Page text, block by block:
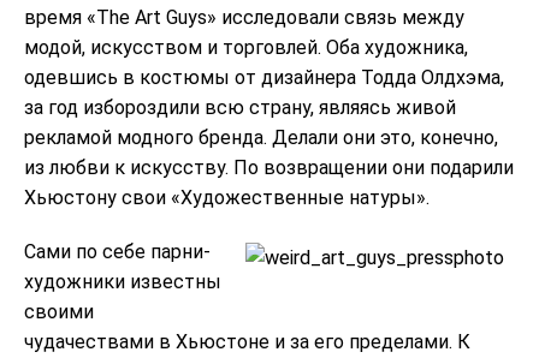
время «The Art Guys» исследовали связь между
модой, искусством и торговлей. Оба художника,
одевшись в костюмы от дизайнера Тодда Олдхэма,
за год избороздили всю страну, являясь живой
рекламой модного бренда. Делали они это, конечно,
из любви к искусству. По возвращении они подарили
Хьюстону свои «Художественные натуры».
Сами по себе парни-
художники известны
своими
чудачествами в Хьюстоне и за его пределами. К